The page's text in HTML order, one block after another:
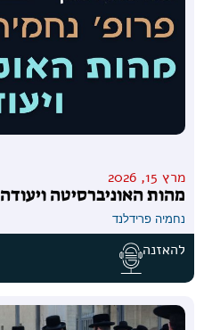
מרץ 15, 2026
מהות האוניברסיטה ויעודה
נחמיה פרידלנד
להאזנה